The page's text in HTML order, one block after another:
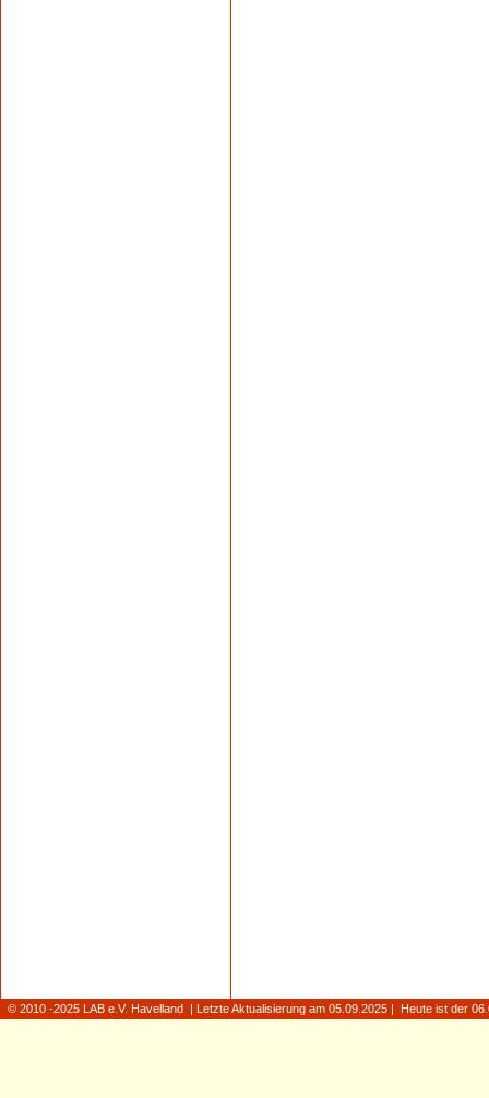
© 2010 -2025 LAB e.V. Havelland | Letzte Aktualisierung am 05.09.2025 | Heute ist der